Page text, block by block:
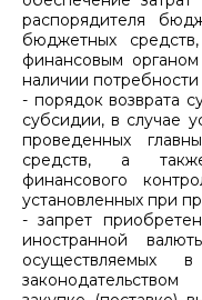
распорядителя
бюджетных
финансовым
наличии потребности
- порядок возврата
субсидии, в случае
проведенных
средств, а
финансового
установленных при
- запрет
иностранной
осуществляемых